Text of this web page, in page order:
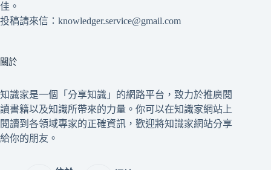
佳。
投稿請來信：knowledger.service@gmail.com
關於
知識家是一個「分享知識」的網路平台，致力於推廣閱
讀書籍以及知識所帶來的力量。你可以在知識家網站上
閱讀到各領域專家的正確資訊，歡迎將知識家網站分享
給你的朋友。